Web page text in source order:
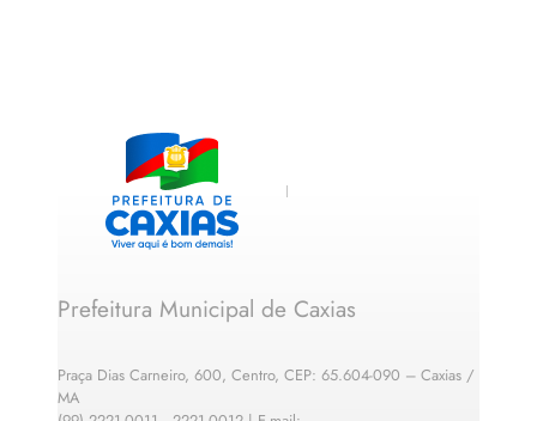
Prefeitura Municipal de Caxias
Praça Dias Carneiro, 600, Centro, CEP: 65.604-090 – Caxias /
MA